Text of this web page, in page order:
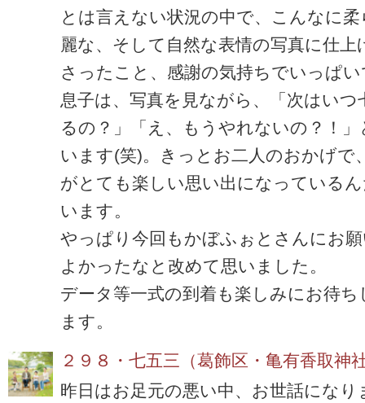
とは言えない状況の中で、こんなに
麗な、そして自然な表情の写真に仕上
さったこと、感謝の気持ちでいっぱ
息子は、写真を見ながら、「次はいつ
るの？」「え、もうやれないの？！」
います(笑)。きっとお二人のおかげで
がとても楽しい思い出になっている
います。
やっぱり今回もかぼふぉとさんにお
よかったなと改めて思いました。
データ等一式の到着も楽しみにお待ち
ます。
２９８・七五三（葛飾区・亀有香取神
昨日はお足元の悪い中、お世話になり